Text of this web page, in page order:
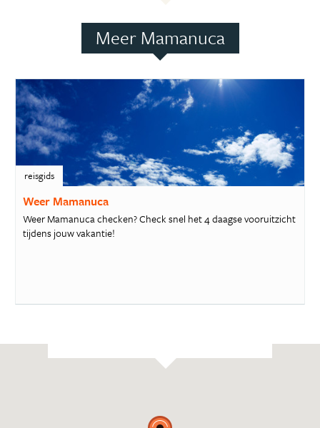
Meer Mamanuca
reisgids
Weer Mamanuca
Weer Mamanuca checken? Check snel het 4 daagse vooruitzicht
tijdens jouw vakantie!